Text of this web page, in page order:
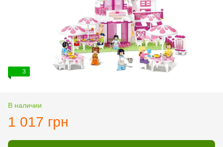
3
В наличии
1 017 грн